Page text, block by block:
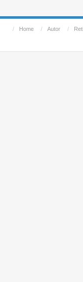
/ Home / Autor /